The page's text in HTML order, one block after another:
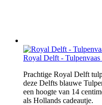
Royal Delft -
Prachtige Royal Delft
deze Delfts blauwe
een hoogte van 14
als Hollands cadeautje.